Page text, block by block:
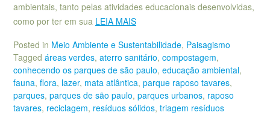
ambientais, tanto pelas atividades educacionais desenvolvidas,
como por ter em sua LEIA MAIS
Posted in Meio Ambiente e Sustentabilidade, Paisagismo
Tagged áreas verdes, aterro sanitário, compostagem,
conhecendo os parques de são paulo, educação ambiental,
fauna, flora, lazer, mata atlântica, parque raposo tavares,
parques, parques de são paulo, parques urbanos, raposo
tavares, reciclagem, resíduos sólidos, triagem resíduos